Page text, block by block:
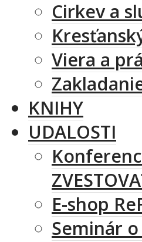
Cirkev a
Viera a
KNIHY
UDALOSTI
E-shop
Seminár